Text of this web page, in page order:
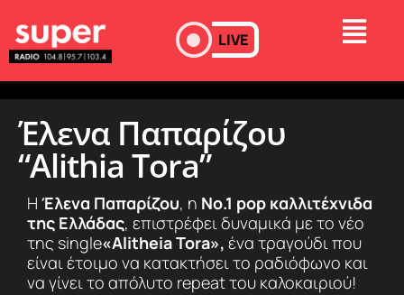
LIVE
Έλενα Παπαρίζου
“Alithia Tora”
Η Έλενα Παπαρίζου, η Νο.1 pop καλλιτέχνιδα
της Ελλάδας, επιστρέφει δυναμικά με το νέο
της single«Alitheia Tora», ένα τραγούδι που
είναι έτοιμο να κατακτήσει το ραδιόφωνο και
να γίνει το απόλυτο repeat του καλοκαιριού!